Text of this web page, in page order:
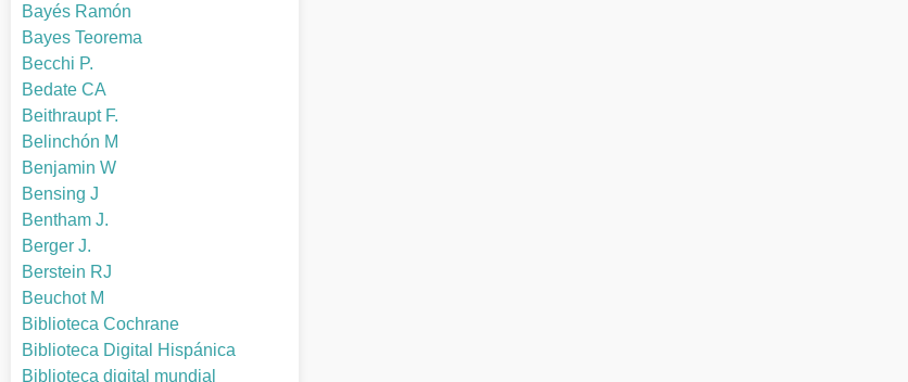
Bayés Ramón
Bayes Teorema
Becchi P.
Bedate CA
Beithraupt F.
Belinchón M
Benjamin W
Bensing J
Bentham J.
Berger J.
Berstein RJ
Beuchot M
Biblioteca Cochrane
Biblioteca Digital Hispánica
Biblioteca digital mundial